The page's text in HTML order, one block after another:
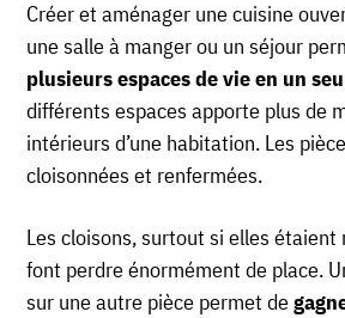
Créer et aménager une cuisine
une salle à manger ou un séjour
plusieurs espaces de vie en un
différents espaces apporte plus de
intérieurs d’une habitation. Les
cloisonnées et renfermées.
Les cloisons, surtout si elles étaient
font perdre énormément de place.
sur une autre pièce permet de